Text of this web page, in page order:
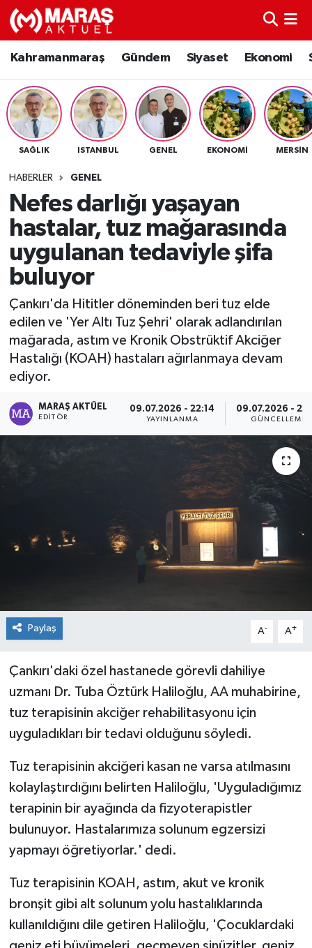
Kahramanmaraş Gündem Siyaset Ekonomi
SAĞLIK ISTANBUL GENEL EKONOMI MERSIN
HABERLER GENEL
Nefes darlığı yaşayan
hastalar, tuz mağarasında
uygulanan tedaviyle şifa
buluyor
Çankırı'da Hititler döneminden beri tuz elde
edilen ve 'Yer Altı Tuz Şehri' olarak adlandırılan
mağarada, astım ve Kronik Obstrüktif Akciğer
Hastalığı (KOAH) hastaları ağırlanmaya devam
ediyor.
MARAŞ AKTÜEL
EDITÖR
09.07.2026 - 22:14
YAYINLANMA
09.07.2026 -
GÜNCELLEME
Paylaş A- A+
Çankırı'daki özel hastanede görevli dahiliye
uzmanı Dr. Tuba Öztürk Haliloğlu, AA muhabirine,
tuz terapisinin akciğer rehabilitasyonu için
uyguladıkları bir tedavi olduğunu söyledi.
Tuz terapisinin akciğeri kasan ne varsa atılmasını
kolaylaştırdığını belirten Haliloğlu, 'Uyguladığımız
terapinin bir ayağında da fizyoterapistler
bulunuyor. Hastalarımıza solunum egzersizi
yapmayı öğretiyorlar.' dedi.
Tuz terapisinin KOAH, astım, akut ve kronik
bronşit gibi alt solunum yolu hastalıklarında
kullanıldığını dile getiren Haliloğlu, 'Çocuklardaki
Kahramanmaraş
Gündem
Siyaset
Spor
Sağlık
Teknoloji
Eğitim
Dünya
Kültür Sanat
Nöbetçi Eczaneler
Hava Durumu
Namaz Vakitleri
TFF 3.Lig 4.Grup Puan Durumu ve Fikstür
Tüm Manşetler
Son Dakika Haberleri
Haber Arşivi